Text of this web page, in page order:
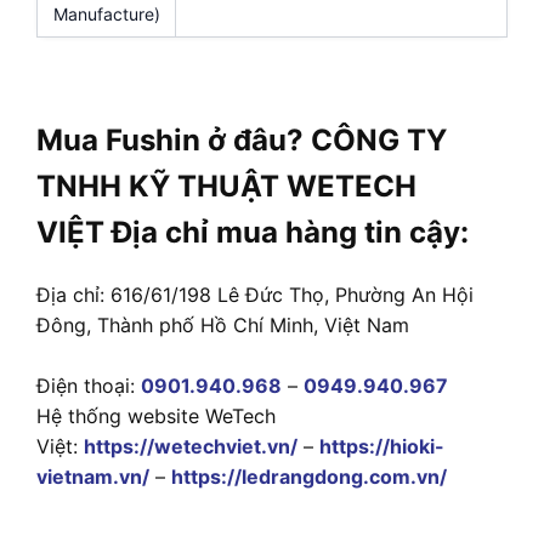
Manufacture)
Mua Fushin ở đâu? CÔNG TY
TNHH KỸ THUẬT WETECH
VIỆT Địa chỉ mua hàng tin cậy:
Địa chỉ: 616/61/198 Lê Đức Thọ, Phường An Hội
Đông, Thành phố Hồ Chí Minh, Việt Nam
Điện thoại: 0901.940.968 – 0949.940.967
Hệ thống website WeTech
Việt: https://wetechviet.vn/ – https://hioki-
vietnam.vn/ – https://ledrangdong.com.vn/